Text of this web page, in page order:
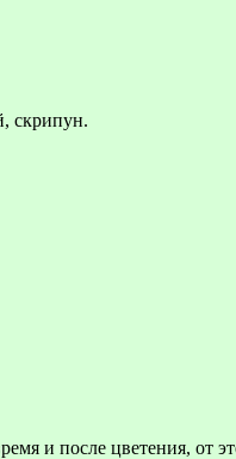
скрипун.
и после цветения, от